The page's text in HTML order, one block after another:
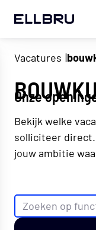
ELLBRU
Vacatures
Onze
Bekijk welke
solliciteer direct.
jouw ambitie